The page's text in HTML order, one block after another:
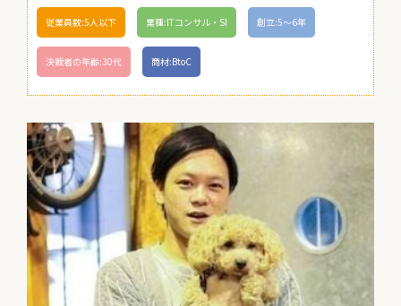
従業員数:5人以下 業種:ITコンサル・SI 創立:5〜6年
決裁者の年齢:30代 商材:BtoC